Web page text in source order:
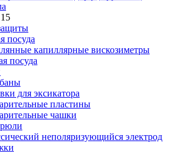
посуда
капиллярные вискозиметры
посуда
для эксикатора
пластины
чашки
неполяризующийся электрод